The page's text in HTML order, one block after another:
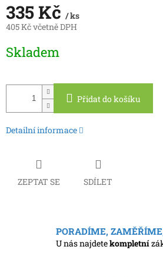
335 Kč / ks
405 Kč včetně DPH
cena:
Skladem
Přidat do košíku
Detailní informace
ZEPTAT SE SDÍLET
PORADÍME,
U nás najdetekompletní